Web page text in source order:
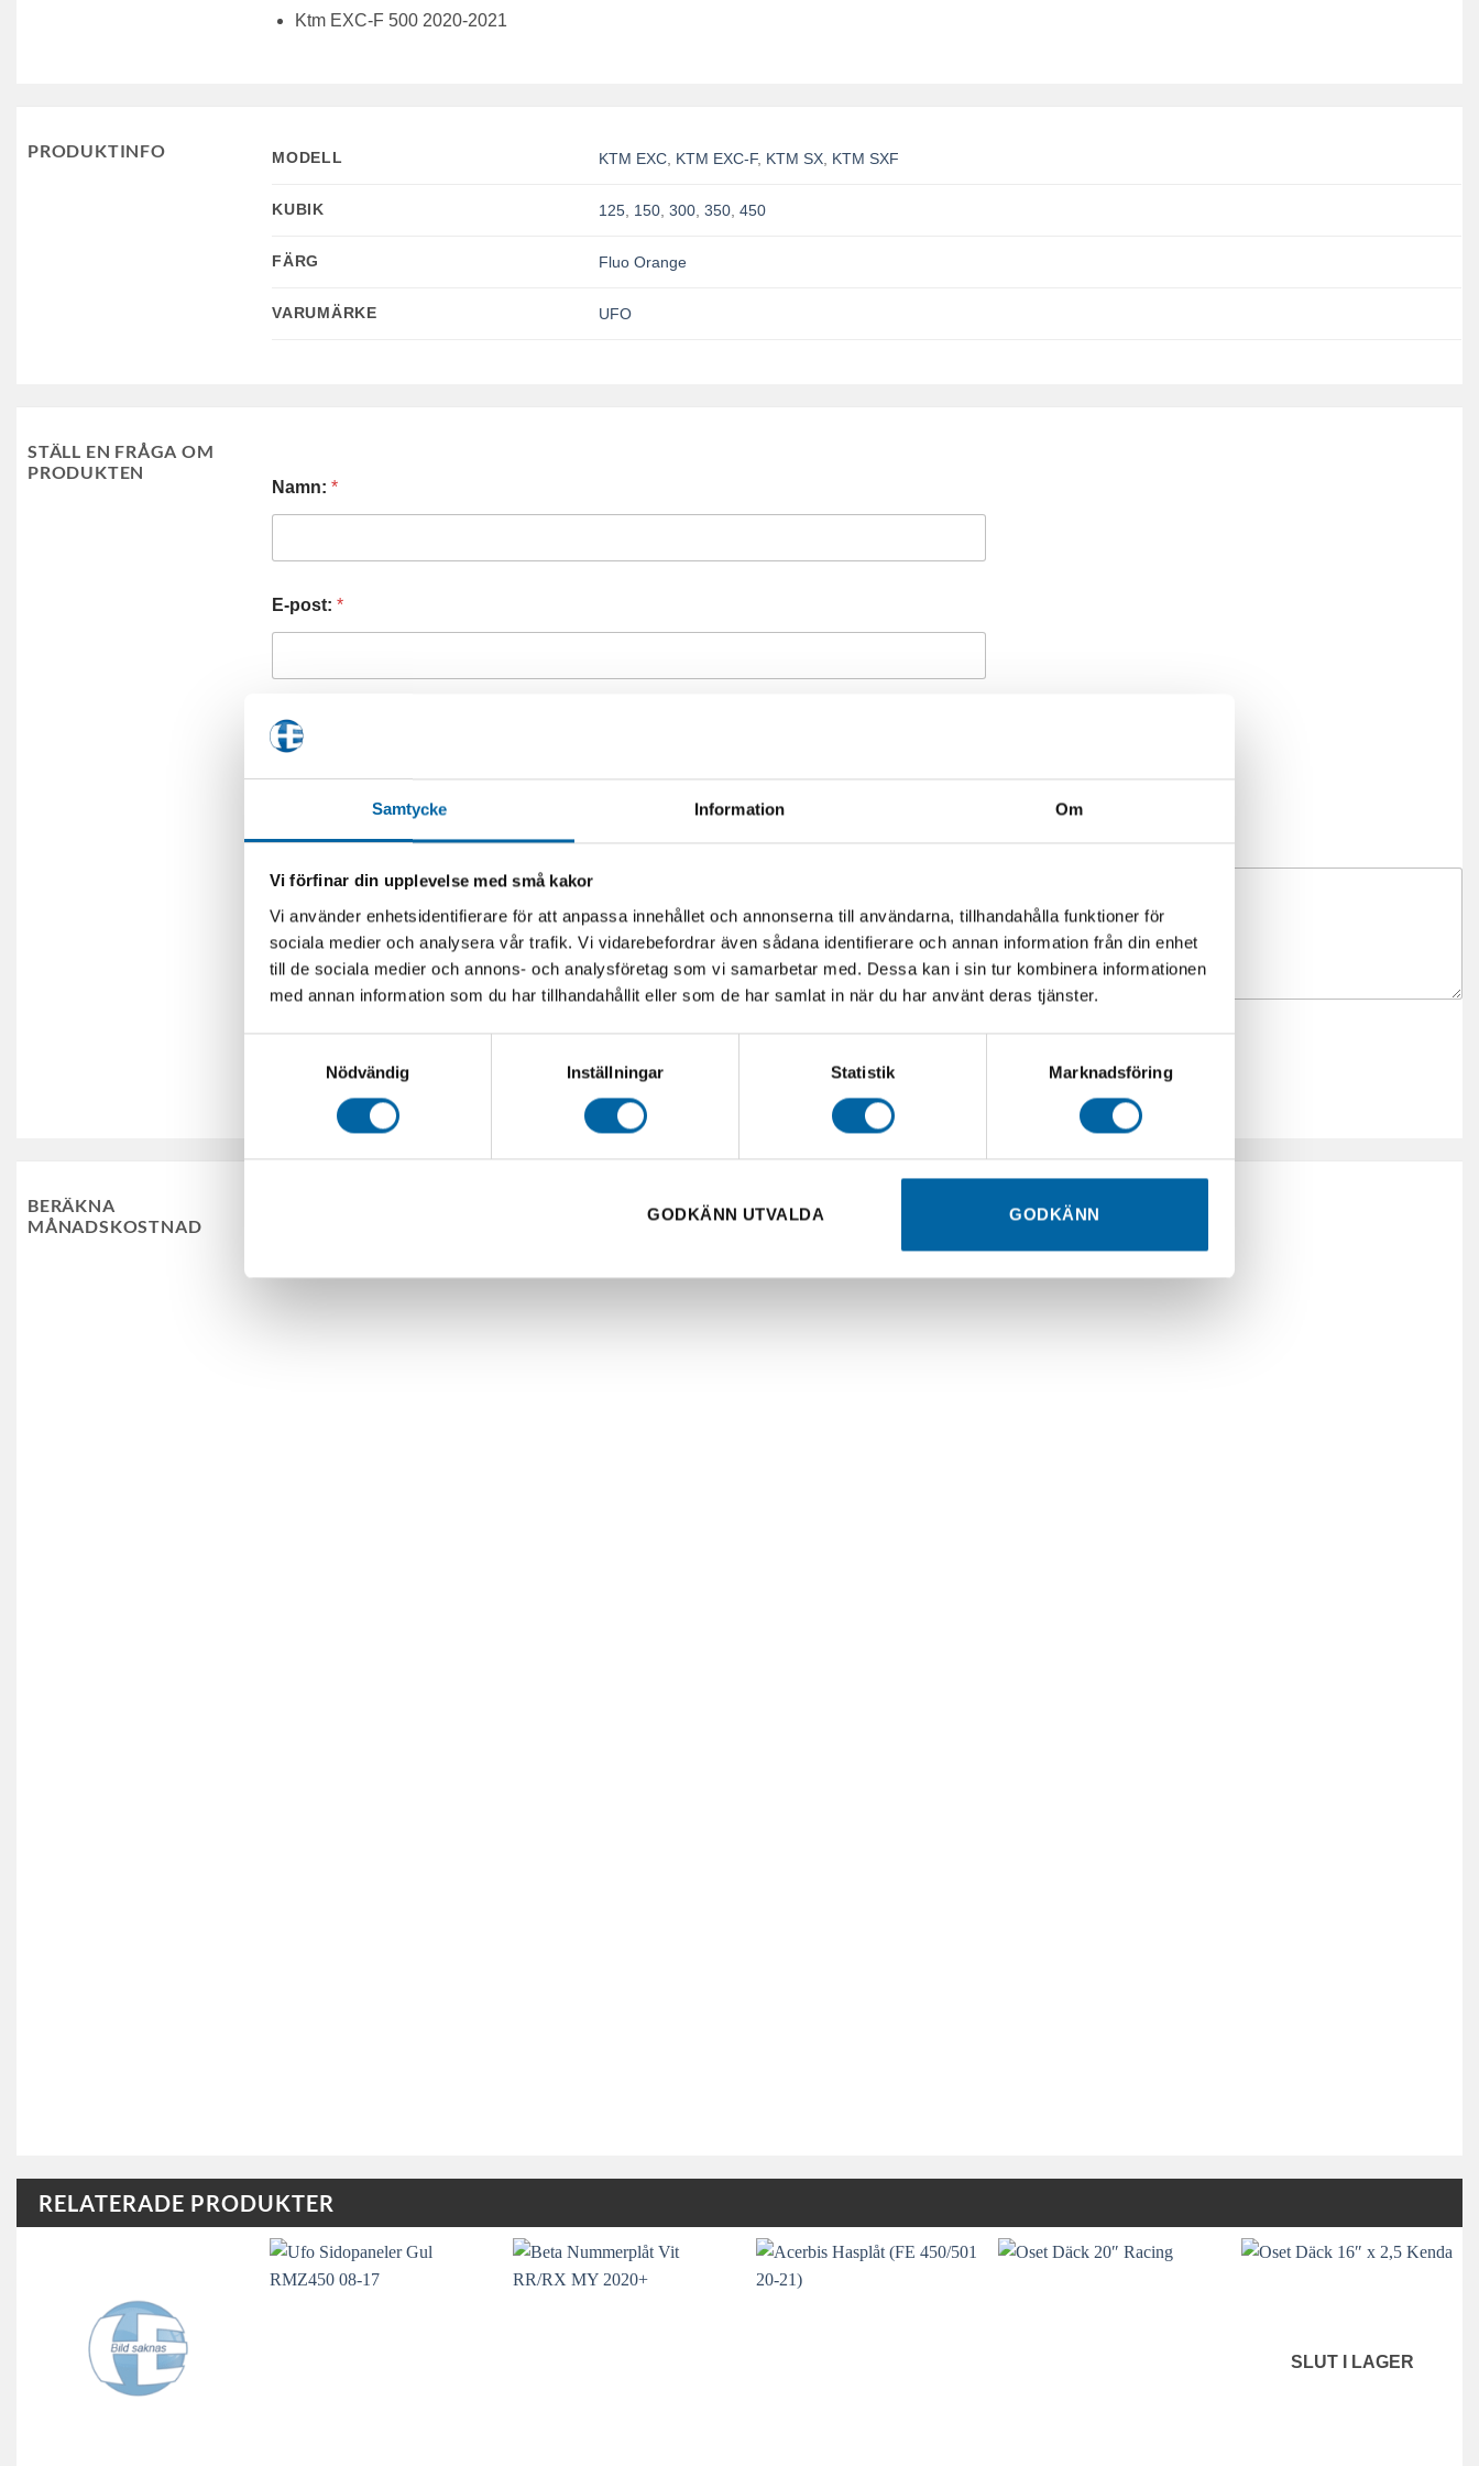
Samtycke Information Om
Vi förfinar din upplevelse med små kakor
Vi använder enhetsidentifierare för att anpassa innehållet och annonserna till användarna, tillhandahålla funktioner för
sociala medier och analysera vår trafik. Vi vidarebefordrar även sådana identifierare och annan information från din enhet
till de sociala medier och annons- och analysföretag som vi samarbetar med. Dessa kan i sin tur kombinera informationen
med annan information som du har tillhandahållit eller som de har samlat in när du har använt deras tjänster.
Nödvändig
Inställningar Statistik Marknadsföring
GODKÄNN UTVALDA GODKÄNN
Ktm EXC-F 500 2020-2021
PRODUKTINFO MODELL KTM EXC, KTM EXC-F, KTM SX, KTM SXF
KUBIK 125, 150, 300, 350, 450
FÄRG Fluo Orange
VARUMÄRKE UFO
STÄLL EN FRÅGA OM
PRODUKTEN
Namn:*
E-post:*
Telefonnummer:
Frågor (eller önskemål om extrautrustning m.m. om du vill ha en offert på en maskin)*
Skicka
BERÄKNA
MÅNADSKOSTNAD
Laborera med månadskostnaden genom att ändra Pris, Kontantinsats, Avbetalningstid och Ränta.
RELATERADE PRODUKTER
SLUT I LAGER